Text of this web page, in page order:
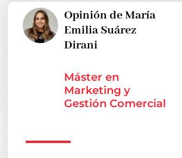
Opinión de María
Emilia Suárez
Dirani
Máster en
Marketing y
Gestión Comercial